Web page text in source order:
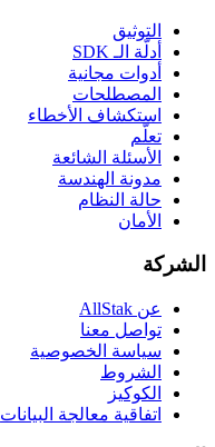
التوثيق
أدلّة الـ SDK
أدوات مجانية
المصطلحات
استكشاف الأخطاء
تعلّم
الأسئلة الشائعة
مدونة الهندسة
حالة النظام
الأمان
الشركة
عن AllStak
تواصل معنا
سياسة الخصوصية
الشروط
الكوكيز
اتفاقية معالجة البيانات